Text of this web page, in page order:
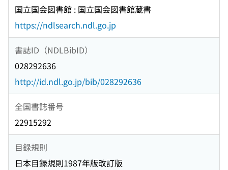
国立国会図書館 : 国立国会図書館蔵書
https://ndlsearch.ndl.go.jp
書誌ID（NDLBibID）
028292636
http://id.ndl.go.jp/bib/028292636
全国書誌番号
22915292
目録規則
日本目録規則1987年版改訂版